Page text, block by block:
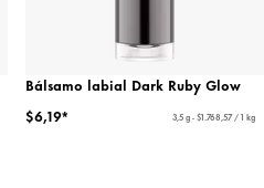
Bálsamo labial Dark Ruby Glow
$6,19*
3,5 g - $1.768,57 / 1 kg